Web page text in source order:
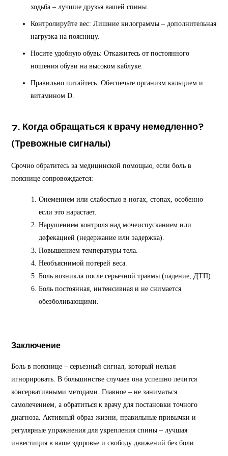
ходьба – лучшие друзья вашей спины.
Контролируйте вес: Лишние килограммы – дополнительная
нагрузка на поясницу.
Носите удобную обувь: Откажитесь от постоянного
ношения обуви на высоком каблуке.
Правильно питайтесь: Обеспечьте организм кальцием и
витамином D.
7. Когда обращаться к врачу немедленно?
(Тревожные сигналы)
Срочно обратитесь за медицинской помощью, если боль в
пояснице сопровождается:
Онемением или слабостью в ногах, стопах, особенно
если это нарастает.
Нарушением контроля над мочеиспусканием или
дефекацией (недержание или задержка).
Повышением температуры тела.
Необъяснимой потерей веса.
Боль возникла после серьезной травмы (падение, ДТП).
Боль постоянная, интенсивная и не снимается
обезболивающими.
Заключение
Боль в пояснице – серьезный сигнал, который нельзя
игнорировать. В большинстве случаев она успешно лечится
консервативными методами. Главное – не заниматься
самолечением, а обратиться к врачу для постановки точного
диагноза. Активный образ жизни, правильные привычки и
регулярные упражнения для укрепления спины – лучшая
инвестиция в ваше здоровье и свободу движений без боли.